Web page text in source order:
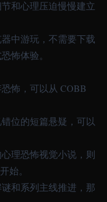
和心理压迫慢慢建立
中游玩，不需要下载
怖体验。
怖，可以从 COBB
位的短篇悬疑，可以
理恐怖视觉小说，则
开始。
和系列主线推进，那